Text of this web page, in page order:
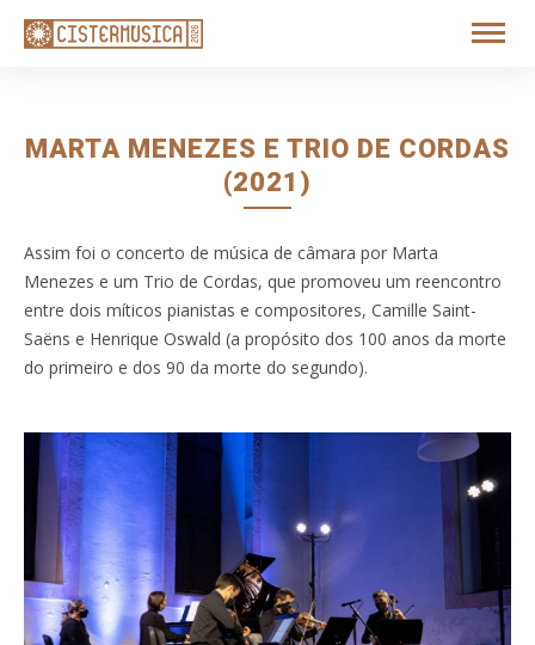
MARTA MENEZES E TRIO DE CORDAS
(2021)
Assim foi o concerto de música de câmara por Marta
Menezes e um Trio de Cordas, que promoveu um reencontro
entre dois míticos pianistas e compositores, Camille Saint-
Saëns e Henrique Oswald (a propósito dos 100 anos da morte
do primeiro e dos 90 da morte do segundo).